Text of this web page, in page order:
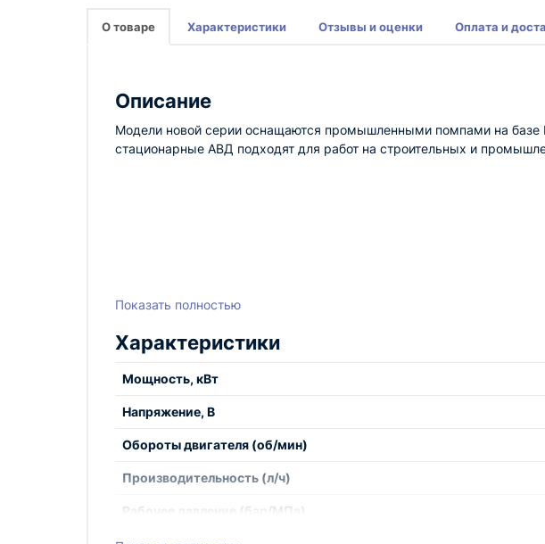
О товаре Характеристики Отзывы и оценки Оплата и
Описание
Модели новой серии оснащаются промышленными помпами на
стационарные АВД подходят для работ на строительных и
Показать полностью
Характеристики
Мощность, кВт
Напряжение, В
Обороты двигателя (об/мин)
Производительность (л/ч)
Рабочее давление (бар/МПа)